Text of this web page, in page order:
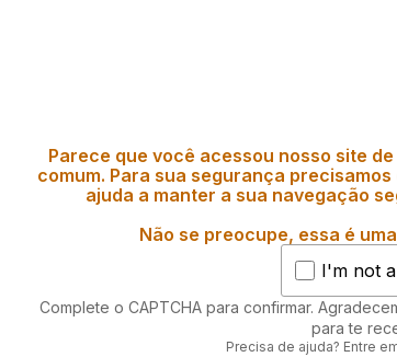
Parece que você acessou nosso site
comum. Para sua segurança
ajuda a manter a sua navegação
Não se preocupe, essa é
I'm not
Complete o CAPTCHA para confirmar.
para te
Precisa de ajuda? Entre